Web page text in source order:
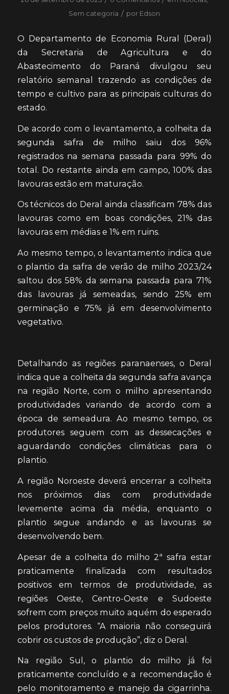
Sem categoria / por Edson
O Departamento de Economia Rural (Deral)
da Secretaria de Agricultura e do
Abastecimento do Paraná divulgou seu
relatório semanal trazendo as condições de
tempo e cultivo para as principais culturas do
estado.
De acordo com o levantamento, a colheita da
segunda safra de milho saiu dos 96%
registrados na semana passada para 99% do
total. Do restante ainda em campo, 100% das
lavouras estão em maturação.
Os técnicos do Deral ainda classificam 78% das
lavouras como em boas condições, 21% das
lavouras em médias e 1% em ruins.
Ao mesmo tempo, o levantamento indica que
o plantio da safra de verão de milho 2023/24
saltou dos 58% da semana passada para 71%
das lavouras já semeadas, sendo 25% em
germinação e 75% já em desenvolvimento
vegetativo.
Detalhando as regiões paranaenses, o Deral
indica que a colheita da segunda safra avança
na região Norte, com o milho apresentando
produtividades variando de acordo com a
época de semeadura. Ao mesmo tempo, os
produtores seguem com as dessecações e
aguardando condições climáticas para o
plantio.
A região Noroeste deverá encerrar a colheita
nos próximos dias com produtividade
levemente acima da média, enquanto o
plantio segue andando e as lavouras se
desenvolvendo bem.
Apesar de a colheita do milho 2ª safra estar
praticamente finalizada com resultados
positivos em termos de produtividade, as
regiões Oeste, Centro-Oeste e Sudoeste
sofrem com preços muito aquém do esperado
pelos produtores. “A maioria não conseguirá
cobrir os custos de produção”, diz o Deral.
Na região Sul, o plantio do milho já foi
praticamente concluído e a recomendação é
pelo monitoramento e manejo da cigarrinha.